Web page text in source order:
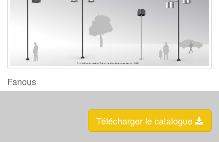
Fanous
Télécharger le catalogue